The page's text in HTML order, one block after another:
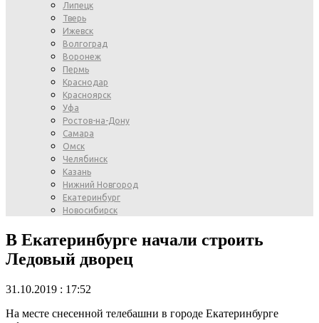
Липецк
Тверь
Ижевск
Волгоград
Воронеж
Пермь
Краснодар
Красноярск
Уфа
Ростов-на-Дону
Самара
Омск
Челябинск
Казань
Нижний Новгород
Екатеринбург
Новосибирск
В Екатеринбурге начали строить
Ледовый дворец
31.10.2019 : 17:52
На месте снесенной телебашни в городе Екатеринбурге